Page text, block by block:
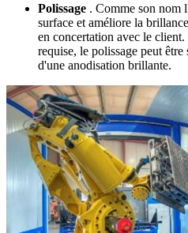
Polissage . Comme son nom
surface et améliore la
en concertation avec le
requise, le polissage peut
d'une anodisation brillante.